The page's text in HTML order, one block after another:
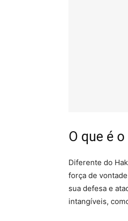
O que é
Diferente do
força de
sua defesa e
intangíveis,